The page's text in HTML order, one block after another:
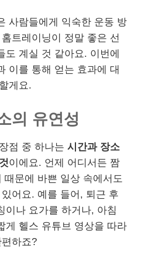
사람들에게 익숙한 운동 방
트레이닝이 정말 좋은 선
도 계실 것 같아요. 이번에
이를 통해 얻는 효과에 대
게요.
의 유연성
점 중 하나는 시간과 장소
이에요. 언제 어디서든 짬
때문에 바쁜 일상 속에서도
어요. 예를 들어, 퇴근 후
이나 요가를 하거나, 아침
게 헬스 유튜브 영상을 따라
하죠?